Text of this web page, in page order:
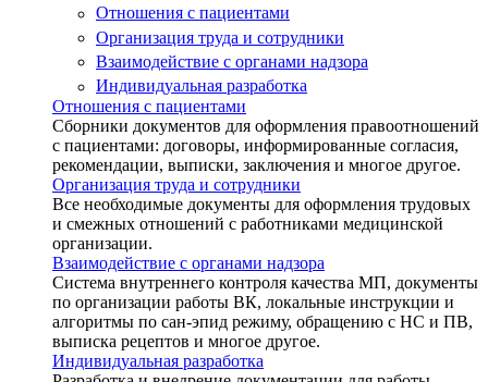
Отношения с пациентами
Организация труда и сотрудники
Взаимодействие с органами надзора
Индивидуальная разработка
Отношения с пациентами
Сборники документов для оформления правоотношений
с пациентами: договоры, информированные согласия,
рекомендации, выписки, заключения и многое другое.
Организация труда и сотрудники
Все необходимые документы для оформления трудовых
и смежных отношений с работниками медицинской
организации.
Взаимодействие с органами надзора
Система внутреннего контроля качества МП, документы
по организации работы ВК, локальные инструкции и
алгоритмы по сан-эпид режиму, обращению с НС и ПВ,
выписка рецептов и многое другое.
Индивидуальная разработка